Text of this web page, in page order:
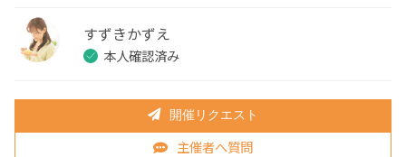
すずきかずえ
本人確認済み
開催リクエスト
主催者へ質問